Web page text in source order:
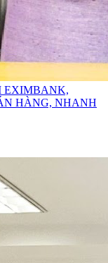
EXIMBANK,
HÀNG, NHANH